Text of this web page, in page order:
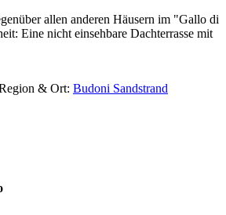
allen anderen Häusern im "Gallo di
Eine nicht einsehbare Dachterrasse mit
& Ort: Budoni Sandstrand